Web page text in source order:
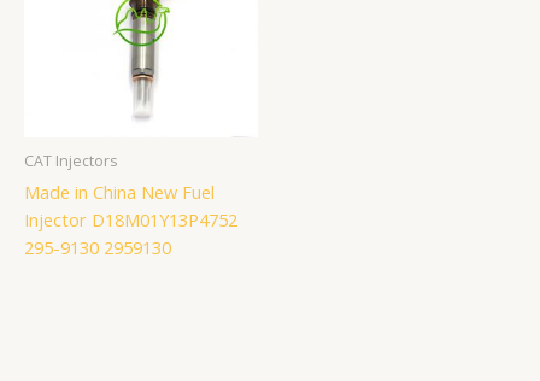
CAT Injectors
Made in China New Fuel
Injector D18M01Y13P4752
295-9130 2959130